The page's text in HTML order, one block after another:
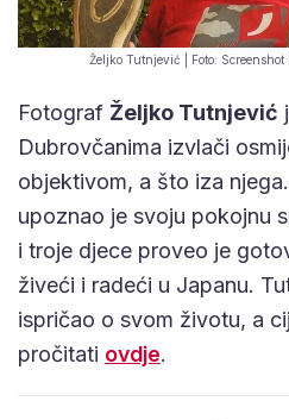
Željko Tutnjević | Foto:
Fotograf Željko Tutnjević
Dubrovčanima izvlači
objektivom, a što iza
upoznao je svoju pokojnu
i troje djece proveo je
živeći i radeći u Japanu.
ispričao o svom životu, a
pročitati ovdje.